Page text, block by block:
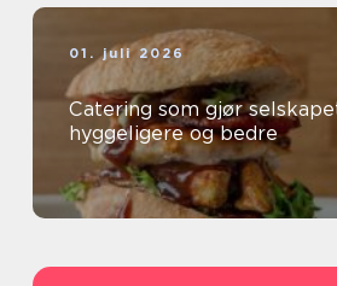
01. juli 2026
Catering som gjør
hyggeligere og bedre